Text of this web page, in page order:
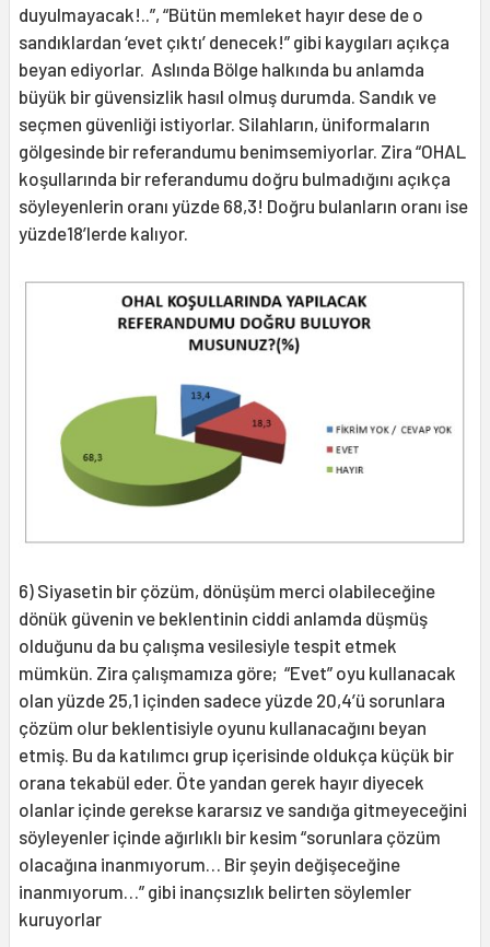
duyulmayacak!..”, “Bütün memleket hayır dese de o
sandıklardan ‘evet çıktı’ denecek!” gibi kaygıları açıkça
beyan ediyorlar. Aslında Bölge halkında bu anlamda
büyük bir güvensizlik hasıl olmuş durumda. Sandık ve
seçmen güvenliği istiyorlar. Silahların, üniformaların
gölgesinde bir referandumu benimsemiyorlar. Zira “OHAL
koşullarında bir referandumu doğru bulmadığını açıkça
söyleyenlerin oranı yüzde 68,3! Doğru bulanların oranı ise
yüzde18’lerde kalıyor.
6) Siyasetin bir çözüm, dönüşüm merci olabileceğine
dönük güvenin ve beklentinin ciddi anlamda düşmüş
olduğunu da bu çalışma vesilesiyle tespit etmek
mümkün. Zira çalışmamıza göre; “Evet” oyu kullanacak
olan yüzde 25,1 içinden sadece yüzde 20,4’ü sorunlara
çözüm olur beklentisiyle oyunu kullanacağını beyan
etmiş. Bu da katılımcı grup içerisinde oldukça küçük bir
orana tekabül eder. Öte yandan gerek hayır diyecek
olanlar içinde gerekse kararsız ve sandığa gitmeyeceğini
söyleyenler içinde ağırlıklı bir kesim “sorunlara çözüm
olacağına inanmıyorum… Bir şeyin değişeceğine
inanmıyorum…” gibi inançsızlık belirten söylemler
kuruyorlar